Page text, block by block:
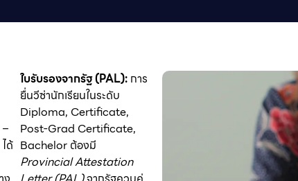
ด้
ใบรับรองจากรัฐ (PAL): การ
ยื่นวีซ่านักเรียนในระดับ
Diploma, Certificate,
Post-Grad Certificate,
Bachelor ต้องมี
Provincial Attestation